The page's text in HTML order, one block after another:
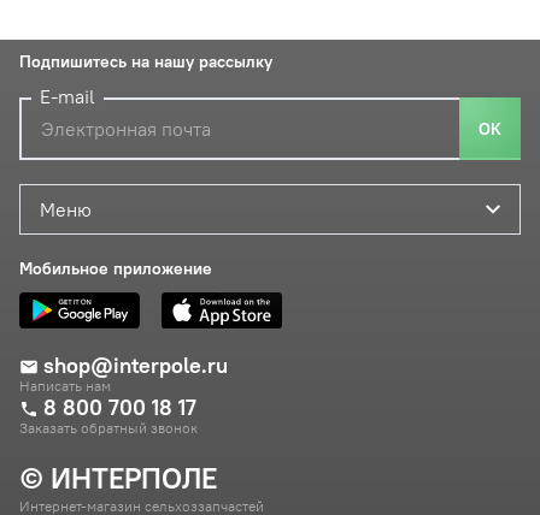
© ИНТЕРПОЛЕ
Интернет-магазин сельхоззапчастей
Меню
Мобильное приложение
shop@interpole.ru
Написать нам
8 800 700 18 17
Заказать обратный звонок
Подпишитесь на нашу рассылку
E-mail
ОК